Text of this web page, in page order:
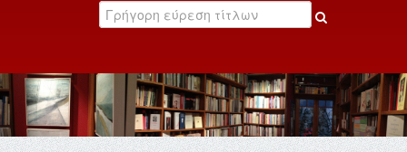
Κατάλογος
Εκδηλώσεις
Επικοινωνία